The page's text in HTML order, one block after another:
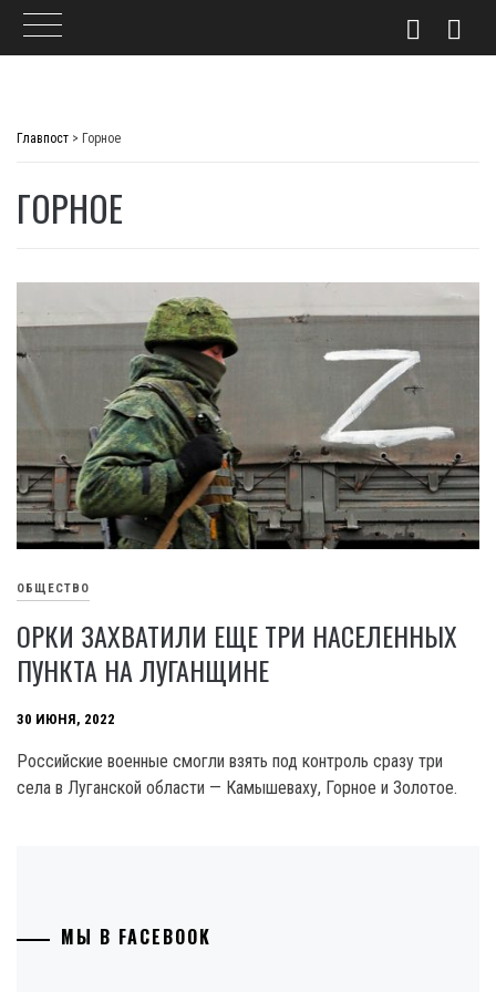
Главпост > Горное
ГОРНОЕ
ОБЩЕСТВО
ОРКИ ЗАХВАТИЛИ ЕЩЕ ТРИ НАСЕЛЕННЫХ
ПУНКТА НА ЛУГАНЩИНЕ
30 ИЮНЯ, 2022
Российские военные смогли взять под контроль сразу три
села в Луганской области — Камышеваху, Горное и Золотое.
МЫ В FACEBOOK